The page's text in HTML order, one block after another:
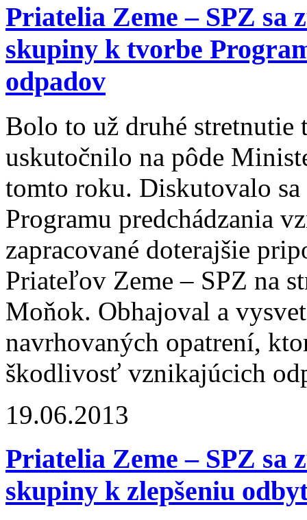
Priatelia Zeme – SPZ sa
skupiny k tvorbe
odpadov
Bolo to už druhé stretnutie
uskutočnilo na pôde
tomto roku. Diskutovalo
Programu predchádzania
zapracované doterajšie
Priateľov Zeme – SPZ na
Moňok. Obhajoval a
navrhovaných opatrení,
škodlivosť vznikajúcich
19.06.2013
Priatelia Zeme – SPZ sa
skupiny k zlepšeniu